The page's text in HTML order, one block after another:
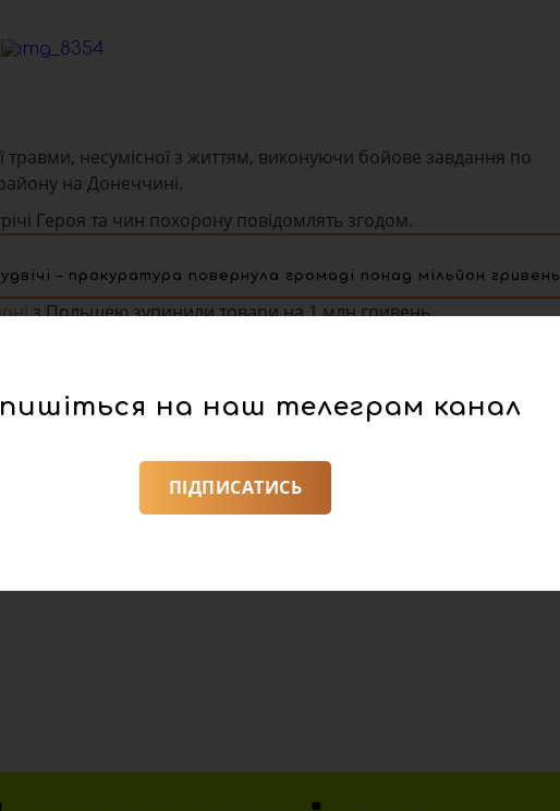
травми, несумісної з життям, виконуючи бойове завдання по
на Донеччині.
Героя та чин похорону повідомлять згодом.
– прокуратура повернула громаді понад мільйон гривень
з Польщею зупинили товари на 1 млн гривень
на наш телеграм канал
ПІДПИСАТИСЬ